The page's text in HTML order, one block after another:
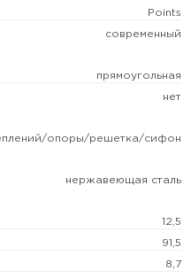
Points
современный
прямоугольная
нет
опоры/решетка/сифон
нержавеющая сталь
12,5
91,5
8,7